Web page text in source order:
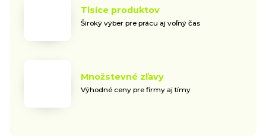
Tisíce produktov
Široký výber pre prácu aj voľný čas
Množstevné zľavy
Výhodné ceny pre firmy aj tímy